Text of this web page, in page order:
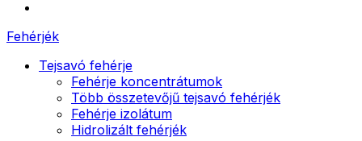
Fehérjék
Tejsavó fehérje
Fehérje koncentrátumok
Több összetevőjű tejsavó fehérjék
Fehérje izolátum
Hidrolizált fehérjék